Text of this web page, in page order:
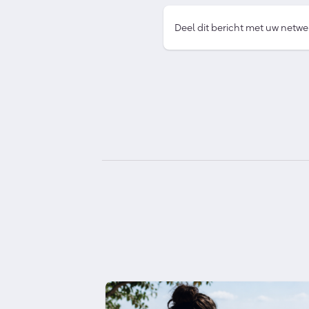
Deel dit bericht met uw